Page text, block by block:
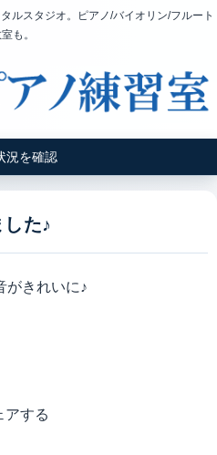
ルスタジオ。ピアノ/バイオリン/フルート
も。
況を確認
た♪
がきれいに♪
アする